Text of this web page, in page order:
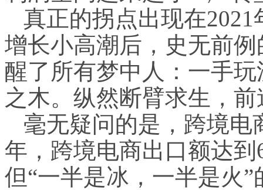
真正的拐点出现在
增长小高潮后，史无前
醒了所有梦中人：一手
之木。纵然断臂求生，
毫无疑问的是，跨境电
年，跨境电商出口额达
但“一半是冰，一半是火